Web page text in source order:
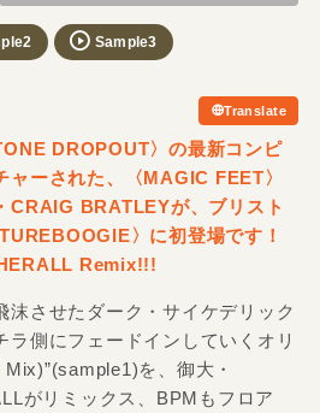
Sample3
Translate
DROPOUT〉の最新コンピ
ャーされた、〈MAGIC FEET〉
CRAIG BRATLEYが、ブリスト
〉に初登場です！
Remix!!!
沫させたダーク・サイケデリック
ラ側にフェードインしていくオリ
を、御大・
がリミックス、BPMもフロア